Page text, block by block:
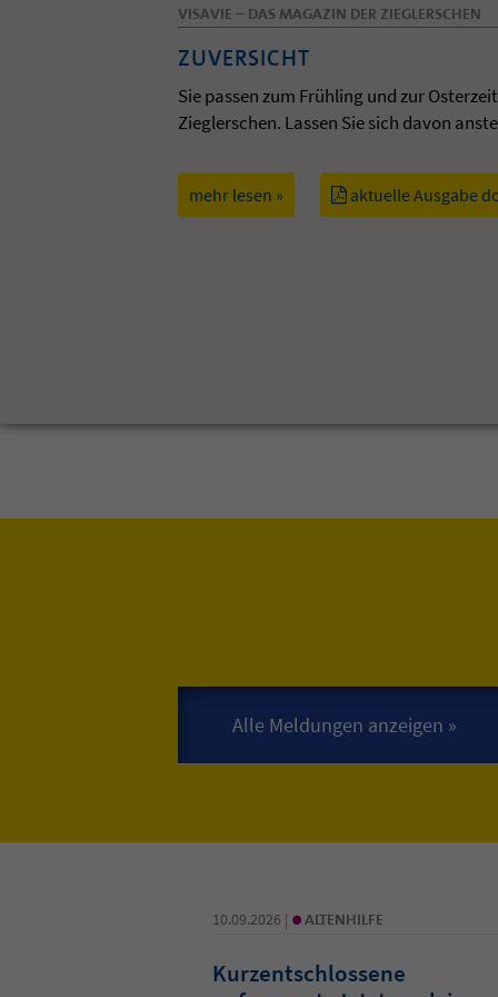
VISAVIE – DAS MAGAZIN DER ZIEGLERSCHEN
ZUVERSICHT
Sie passen zum Frühling und zur
Zieglerschen. Lassen Sie sich davon
mehr lesen » aktuelle Ausgabe
10.09.2026 | • ALTENHILFE
Kurzentschlossene